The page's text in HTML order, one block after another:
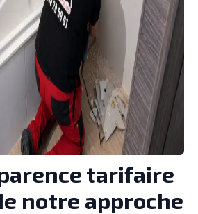
tarifaire
notre approche